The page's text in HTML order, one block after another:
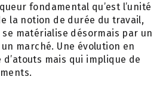
fondamental qu’est l’unité
la notion de durée du travail,
matérialise désormais par un
marché. Une évolution en
mais qui implique de